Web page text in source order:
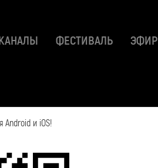
ФЕСТИВАЛЬ ЭФИР
Android и iOS!